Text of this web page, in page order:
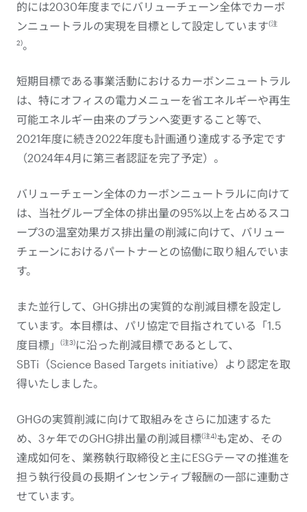
的には2030年度までにバリューチェーン全体でカーボ
ンニュートラルの実現を目標として設定しています(注
2)。
短期目標である事業活動におけるカーボンニュートラル
は、特にオフィスの電力メニューを省エネルギーや再生
可能エネルギー由来のプランへ変更すること等で、
2021年度に続き2022年度も計画通り達成する予定です
（2024年4月に第三者認証を完了予定）。
バリューチェーン全体のカーボンニュートラルに向けて
は、当社グループ全体の排出量の95%以上を占めるスコ
ープ3の温室効果ガス排出量の削減に向けて、バリュー
チェーンにおけるパートナーとの協働に取り組んでいま
す。
また並行して、GHG排出の実質的な削減目標を設定し
ています。本目標は、パリ協定で目指されている「1.5
度目標」
(注3)に沿った削減目標であるとして、
SBTi（Science Based Targets initiative）より認定を取
得いたしました。
GHGの実質削減に向けて取組みをさらに加速するた
め、3ヶ年でのGHG排出量の削減目標(注4)も定め、その
達成如何を、業務執行取締役と主にESGテーマの推進を
担う執行役員の長期インセンティブ報酬の一部に連動さ
せています。